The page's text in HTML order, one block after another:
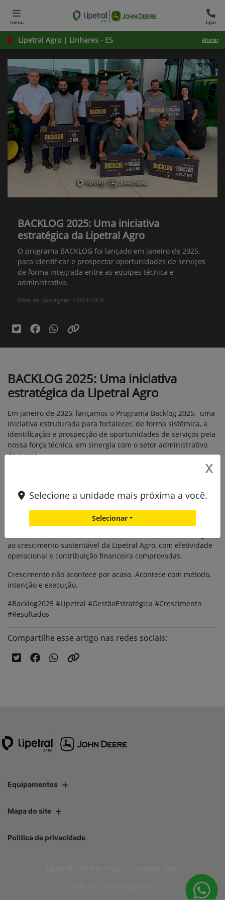
menu ligar
Lipetral Agro | Linhares - ES Alterar
BACKLOG 2025: Uma iniciativa
estratégica da Lipetral Agro
O programa BACKLOG foi lançado em janeiro de 2025,
para identificar e prospectar oportunidades de serviços
de forma integrada entre as equipes técnica e
administrativa.
Data da postagem: 03/03/2026
BACKLOG 2025: Uma iniciativa
estratégica da Lipetral Agro
Em janeiro de 2025, lançamos o Programa Backlog 2025, uma
iniciativa estruturada para fortalecer, de forma sistêmica, a
identificação e prospecção de oportunidades de serviços pela
nossa força técnica, em sinergia com o setor administrativo
de peças.
O objetivo é maximizar o faturamento de peças e serviços por
conversão de oportunidades identificadas em campo.
Após um breve realinhamento em fevereiro, o programa
seguiu com total continuidade de março a dezembro,
ao crescimento sustentável da Lipetral Agro, com efetividade
operacional e contribuição financeira comprovadas.
Crescimento não acontece por acaso. Acontece com método,
intenção e execução.
#Backlog2025 #Lipetral #GestãoEstratégica #Crescimento
#Resultados
Compartilhe esse artigo nas redes sociais:
Equipamentos
Mapa do site
Política de privacidade
X
Selecione a unidade mais próxima a você.
Selecionar